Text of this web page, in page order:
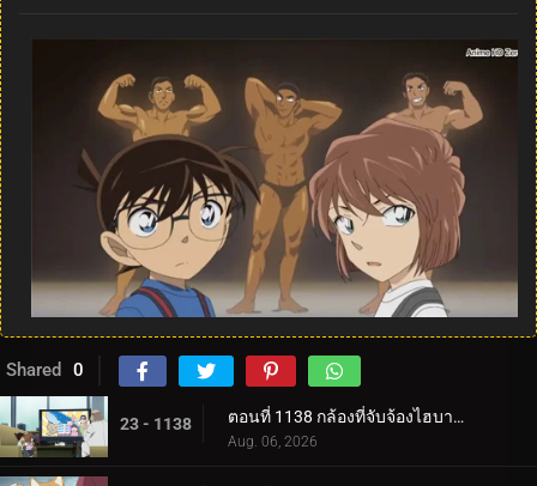
Shared 0
23 - 1138 ตอนที่ 1138 กล้องที่จับจ้องไฮบาระ
Aug. 06, 2026